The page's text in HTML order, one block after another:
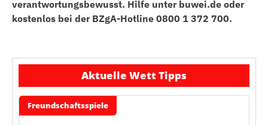
verantwortungsbewusst. Hilfe unter buwei.de oder
kostenlos bei der BZgA-Hotline 0800 1 372 700.
Aktuelle Wett Tipps
Freundschaftsspiele